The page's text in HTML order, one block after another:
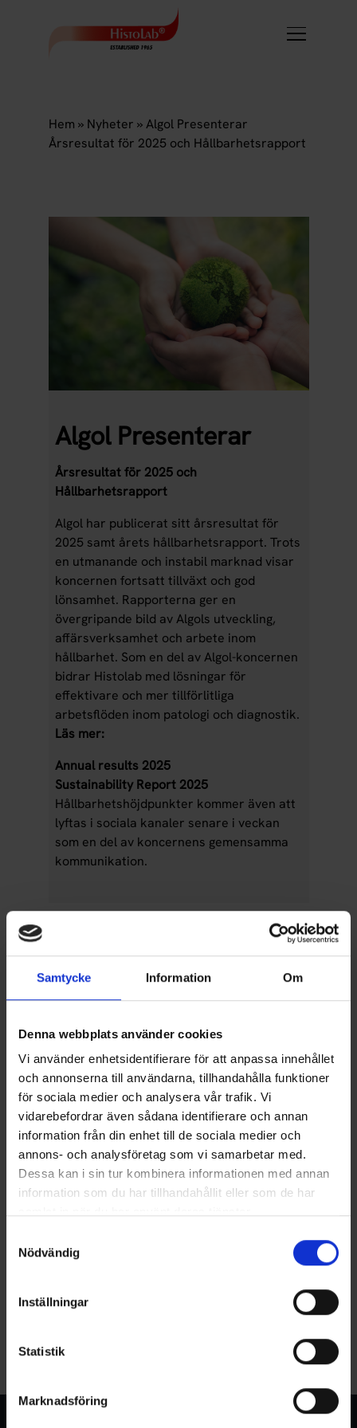
Samtycke Information Om
Denna webbplats använder cookies
Vi använder enhetsidentifierare för att anpassa innehållet
och annonserna till användarna, tillhandahålla funktioner
för sociala medier och analysera vår trafik. Vi
vidarebefordrar även sådana identifierare och annan
information från din enhet till de sociala medier och
annons- och analysföretag som vi samarbetar med.
Dessa kan i sin tur kombinera informationen med annan
information som du har tillhandahållit eller som de har
Nödvändig
Inställningar
Statistik
Marknadsföring
Hem » Nyheter »Algol Presenterar
Årsresultat för 2025 och Hållbarhetsrapport
Algol Presenterar
Årsresultat för 2025 och
Hållbarhetsrapport
Algol har publicerat sitt årsresultat för
2025 samt årets hållbarhetsrapport. Trots
en utmanande och instabil marknad visar
koncernen fortsatt tillväxt och god
lönsamhet. Rapporterna ger en
övergripande bild av Algols utveckling,
affärsverksamhet och arbete inom
hållbarhet. Som en del av Algol-koncernen
bidrar Histolab med lösningar för
effektivare och mer tillförlitliga
arbetsflöden inom patologi och diagnostik.
Läs mer:
Annual results 2025
Sustainability Report 2025
Hållbarhetshöjdpunkter kommer även att
lyftas i sociala kanaler senare i veckan
som en del av koncernens gemensamma
kommunikation.